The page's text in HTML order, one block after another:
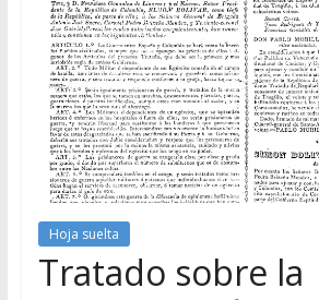
Hoja suelta
Tratado sobre la